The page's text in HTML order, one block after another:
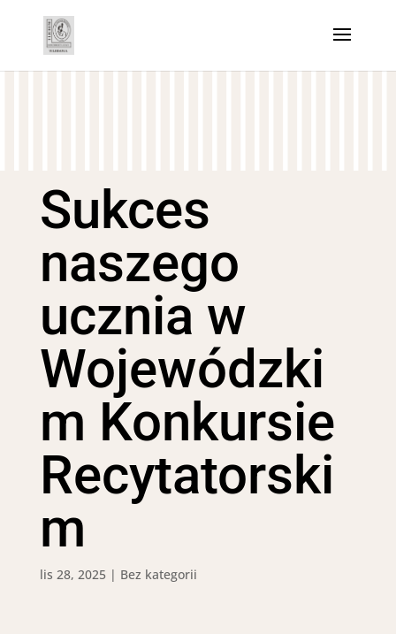
Sukces
naszego
ucznia w
Wojewódzki
m Konkursie
Recytatorski
m
lis 28, 2025| Bez kategorii